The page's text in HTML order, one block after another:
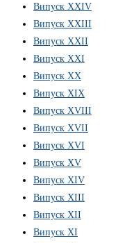
Випуск XXIV
Випуск XXIII
Випуск XXII
Випуск XXI
Випуск XX
Випуск XIX
Випуск XVIII
Випуск XVII
Випуск XVI
Випуск XV
Випуск XIV
Випуск XIII
Випуск XII
Випуск XI